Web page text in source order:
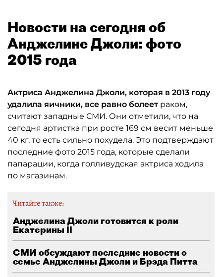
Новости на сегодня об
Анджелине Джоли: фото
2015 года
Актриса Анджелина Джоли, которая в 2013 году
удалила яичники, все равно болеетраком,
считают западные СМИ. Они отметили, что на
сегодня артистка при росте 169 см весит меньше
40 кг, то есть сильно похудела. Это подтверждают
последние фото 2015 года, которые сделали
папарации, когда голливудская актриса ходила
по магазинам.
Читайте также:
Анджелина Джоли готовится к роли
Екатерины II
СМИ обсуждают последние новости о
семье Анджелины Джоли и Брэда Питта